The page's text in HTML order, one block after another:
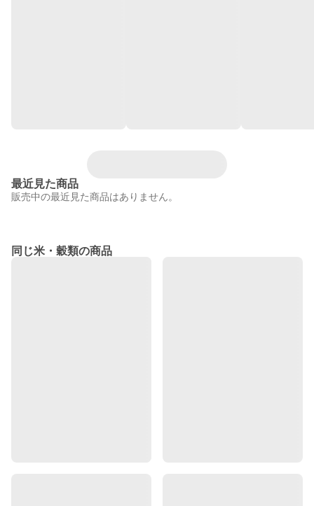
最近見た商品
販売中の最近見た商品はありません。
同じ米・穀類の商品